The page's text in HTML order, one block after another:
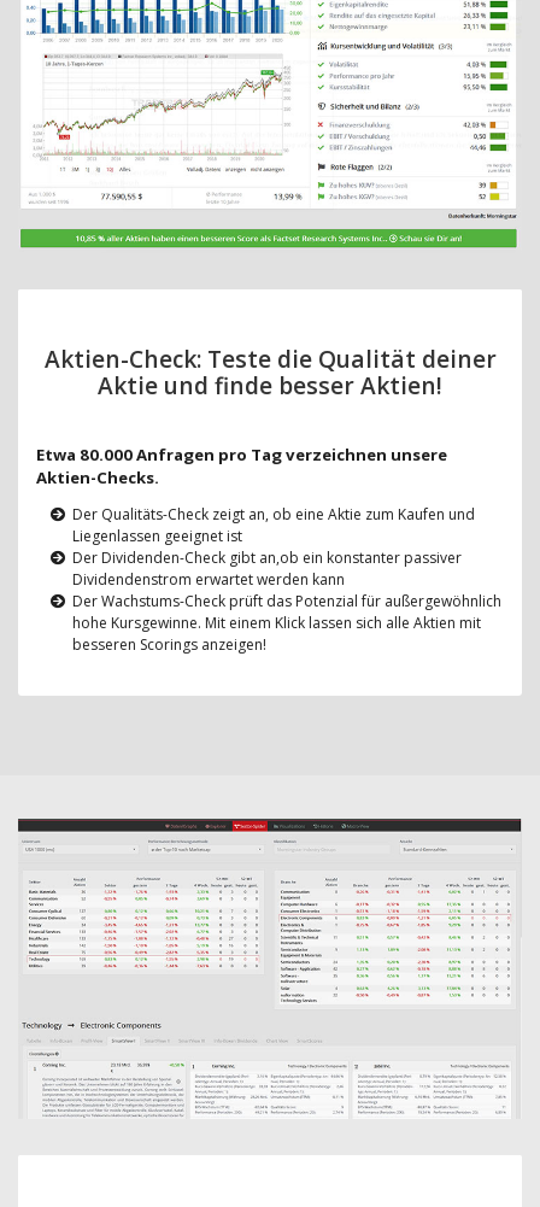
Aktien-Check: Teste die Qualität deiner
Aktie und finde besser Aktien!
Etwa 80.000 Anfragen pro Tag verzeichnen unsere
Aktien-Checks.
Der Qualitäts-Check zeigt an, ob eine Aktie zum Kaufen und
Liegenlassen geeignet ist
Der Dividenden-Check gibt an,ob ein konstanter passiver
Dividendenstrom erwartet werden kann
Der Wachstums-Check prüft das Potenzial für außergewöhnlich
hohe Kursgewinne. Mit einem Klick lassen sich alle Aktien mit
besseren Scorings anzeigen!